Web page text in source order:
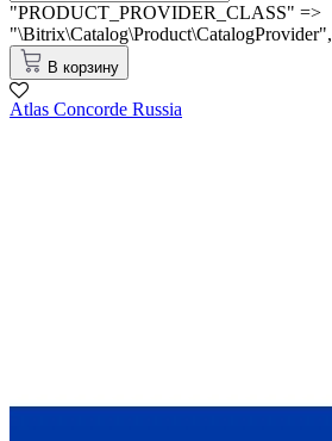
"PRODUCT_PROVIDER_CLASS" =>
"\Bitrix\Catalog\Product\CatalogProvider",
В корзину
Atlas Concorde Russia